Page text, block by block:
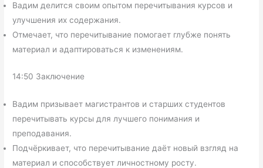
Вадим делится своим опытом перечитывания курсов и
улучшения их содержания.
Отмечает, что перечитывание помогает глубже понять
материал и адаптироваться к изменениям.
14:50 Заключение
Вадим призывает магистрантов и старших студентов
перечитывать курсы для лучшего понимания и
преподавания.
Подчёркивает, что перечитывание даёт новый взгляд на
материал и способствует личностному росту.